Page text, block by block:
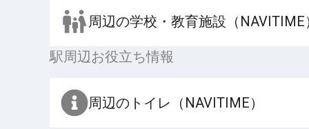
周辺の学校・教育施設（NAVITIME
駅周辺お役立ち情報
周辺のトイレ（NAVITIME）